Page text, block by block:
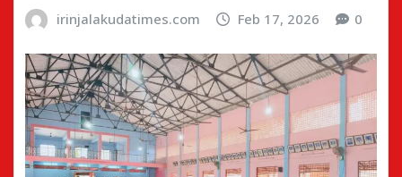
irinjalakudatimes.com Feb 17, 2026 0